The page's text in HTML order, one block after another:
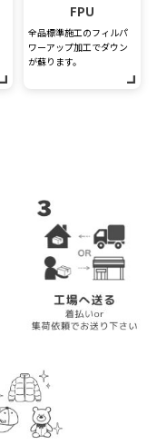
FPU
全品標準施工のフィルパ
ワーアップ加工でダウン
が蘇ります。